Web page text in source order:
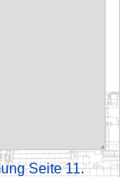
Seite 11.